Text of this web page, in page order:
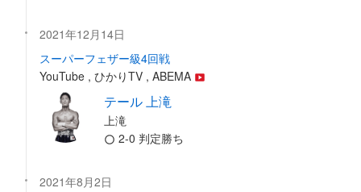
2021年12月14日
スーパーフェザー級4回戦
YouTube , ひかりTV , ABEMA
テール 上滝
上滝
2-0 判定勝ち
2021年8月2日